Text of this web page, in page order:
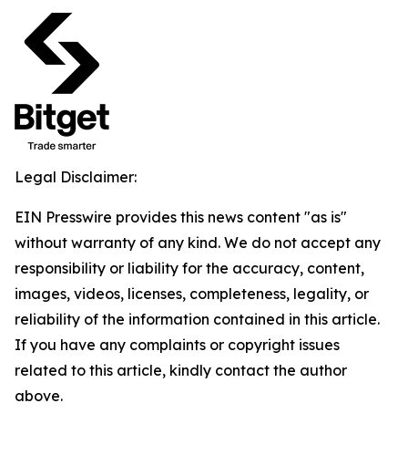
Legal Disclaimer:
EIN Presswire provides this news content "as is"
without warranty of any kind. We do not accept any
responsibility or liability for the accuracy, content,
images, videos, licenses, completeness, legality, or
reliability of the information contained in this article.
If you have any complaints or copyright issues
related to this article, kindly contact the author
above.